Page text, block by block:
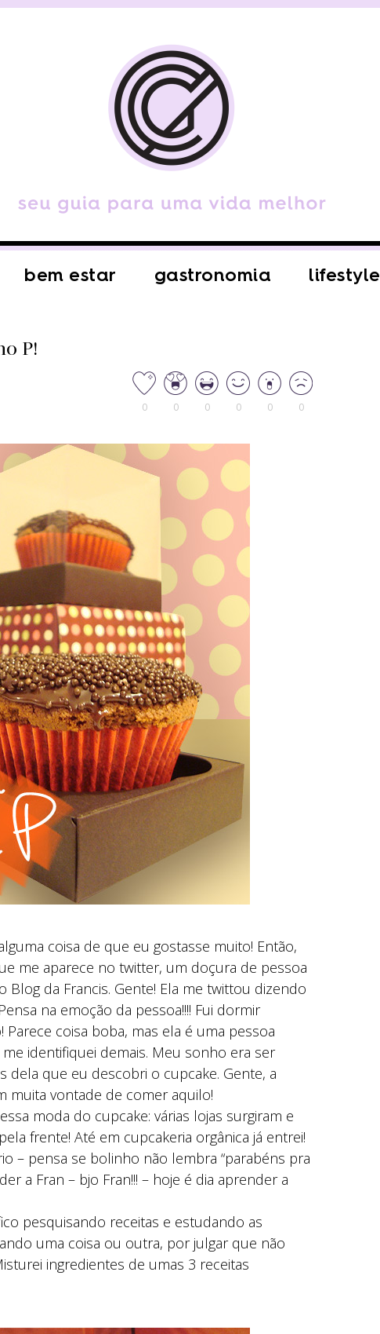
bem estar gastronomia lifestyle
P!
0 0 0 0 0 0
coisa de que eu gostasse muito! Então,
me aparece no twitter, um doçura de pessoa
da Francis. Gente! Ela me twittou dizendo
na emoção da pessoa!!!! Fui dormir
coisa boba, mas ela é uma pessoa
identifiquei demais. Meu sonho era ser
dela que eu descobri o cupcake. Gente, a
muita vontade de comer aquilo!
moda do cupcake: várias lojas surgiram e
frente! Até em cupcakeria orgânica já entrei!
– pensa se bolinho não lembra “parabéns pra
a Fran – bjo Fran!!! – hoje é dia aprender a
pesquisando receitas e estudando as
uma coisa ou outra, por julgar que não
ingredientes de umas 3 receitas